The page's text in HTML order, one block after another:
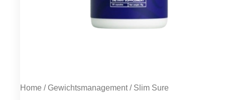
Home / Gewichtsmanagement/ Slim Sure